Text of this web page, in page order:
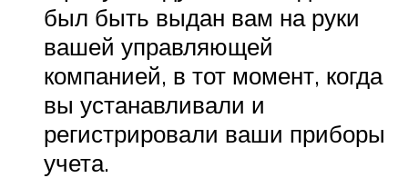
был быть выдан вам на руки
вашей управляющей
компанией, в тот момент, когда
вы устанавливали и
регистрировали ваши приборы
учета.